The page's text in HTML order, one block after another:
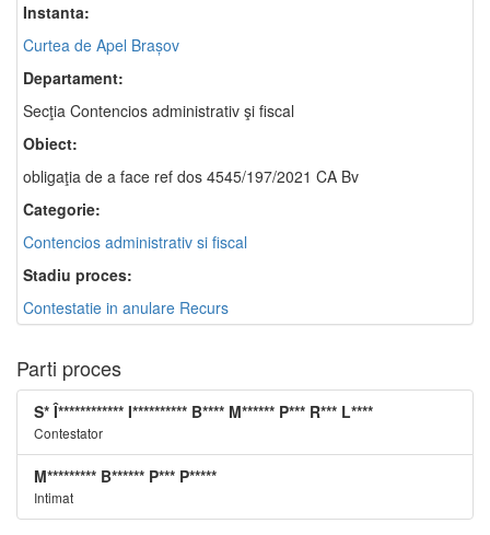
Instanta:
Curtea de Apel Brașov
Departament:
Secţia Contencios administrativ şi fiscal
Obiect:
obligaţia de a face ref dos 4545/197/2021 CA Bv
Categorie:
Contencios administrativ si fiscal
Stadiu proces:
Contestatie in anulare Recurs
Parti proces
S* Î************ I********** B**** M****** P*** R*** L****
Contestator
M********* B****** P*** P*****
Intimat